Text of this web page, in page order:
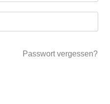
Passwort vergessen?